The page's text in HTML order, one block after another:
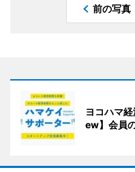
前の写真
ヨコハマ
ew】会員